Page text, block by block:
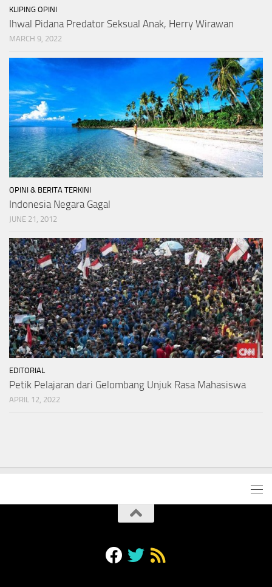
KLIPING OPINI
Ihwal Pidana Predator Seksual Anak, Herry Wirawan
MARCH 9, 2022
OPINI & BERITA TERKINI
Indonesia Negara Gagal
JUNE 21, 2012
EDITORIAL
Petik Pelajaran dari Gelombang Unjuk Rasa Mahasiswa
APRIL 12, 2022